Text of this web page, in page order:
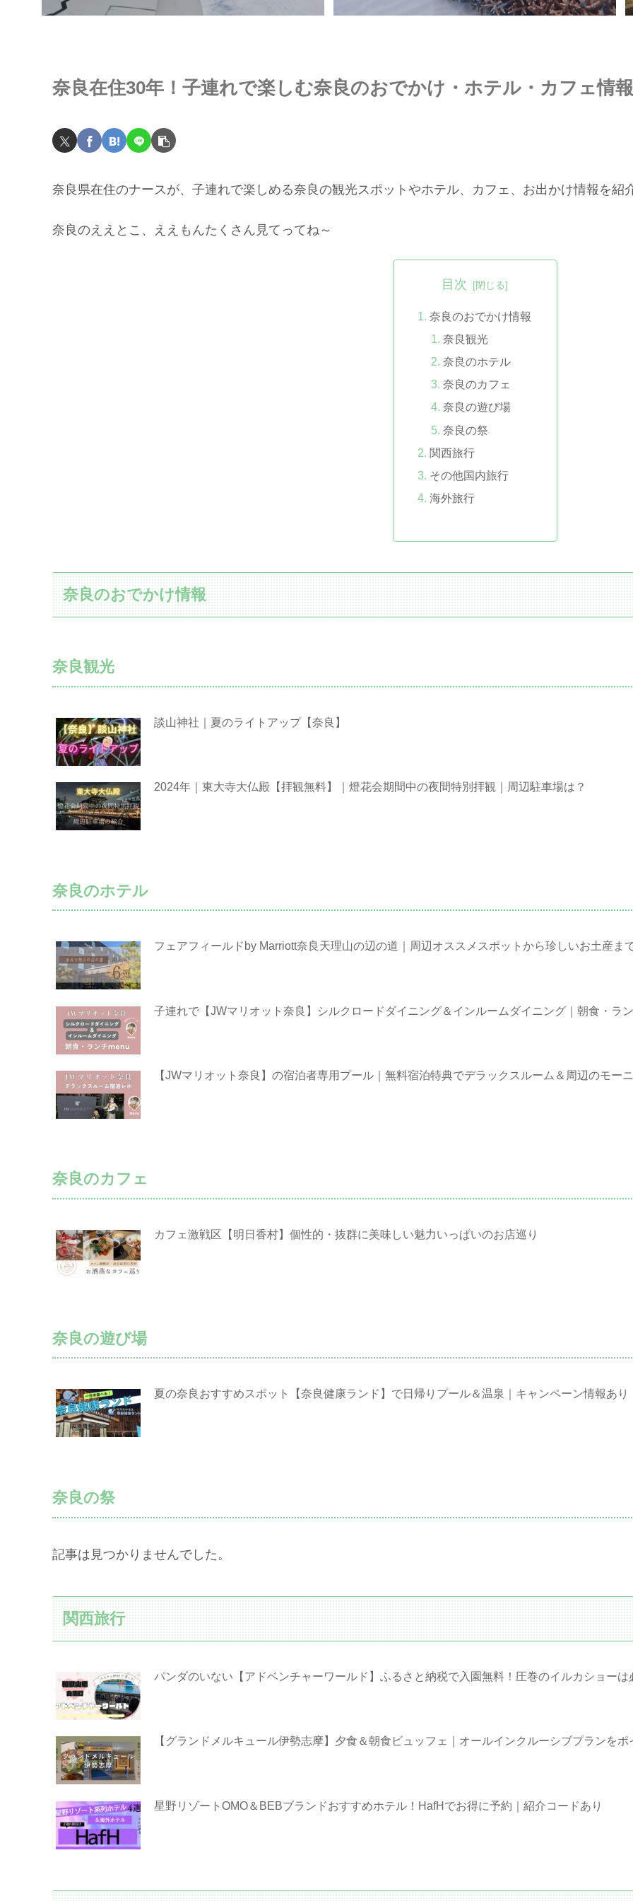
奈良在住30年！子連れで楽しむ奈良のおでかけ・ホテル・カフェ情報
奈良県在住のナースが、子連れで楽しめる奈良の観光スポットやホテル、カフェ、お出かけ情報を紹
奈良のええとこ、ええもんたくさん見てってね～
目次
奈良のおでかけ情報
奈良観光
奈良のホテル
奈良のカフェ
奈良の遊び場
奈良の祭
関西旅行
その他国内旅行
海外旅行
奈良のおでかけ情報
奈良観光
談山神社｜夏のライトアップ【奈良】
2024年｜東大寺大仏殿【拝観無料】｜燈花会期間中の夜間特別拝観｜周辺駐車場は？
奈良のホテル
フェアフィールドby Marriott奈良天理山の辺の道｜周辺オススメスポットから珍しいお土産ま
子連れで【JWマリオット奈良】シルクロードダイニング＆インルームダイニング｜朝食・ラ
【JWマリオット奈良】の宿泊者専用プール｜無料宿泊特典でデラックスルーム＆周辺のモー
奈良のカフェ
カフェ激戦区【明日香村】個性的・抜群に美味しい魅力いっぱいのお店巡り
奈良の遊び場
夏の奈良おすすめスポット【奈良健康ランド】で日帰りプール＆温泉｜キャンペーン情報あり
奈良の祭
記事は見つかりませんでした。
関西旅行
パンダのいない【アドベンチャーワールド】ふるさと納税で入園無料！圧巻のイルカショーは
【グランドメルキュール伊勢志摩】夕食＆朝食ビュッフェ｜オールインクルーシブプランを
星野リゾートOMO＆BEBブランドおすすめホテル！HafHでお得に予約｜紹介コードあり